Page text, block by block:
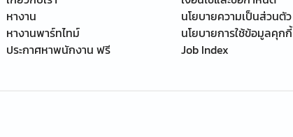
หางาน
หางานพาร์ทไทม์
ประกาศหาพนักงาน ฟรี
นโยบายความเป็นส่วนตัว
นโยบายการใช้ข้อมูลคุกกี้
Job Index